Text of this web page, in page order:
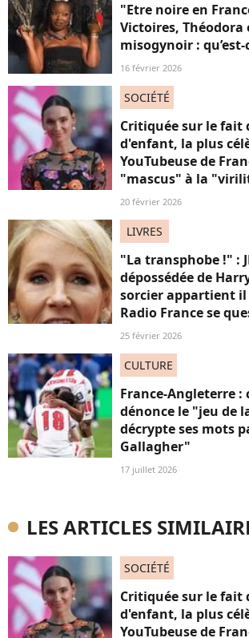
"Etre noire en
Victoires, Théodora
misogynoir : qu’est-
16 février 2026
SOCIÉTÉ
Critiquée sur le fait
d'enfant, la plus
YouTubeuse de
"mascus" à la
20 février 2026
LIVRES
"La transphobe !" :
dépossédée de
sorcier appartient il
Radio France se
25 février 2026
CULTURE
France-Angleterre
dénonce le "jeu de
décrypte ses mots
Gallagher"
17 juillet 2026
LES ARTICLES
SOCIÉTÉ
Critiquée sur le fait
d'enfant, la plus
YouTubeuse de